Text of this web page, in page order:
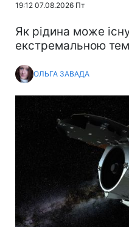
19:12 07.08.2026 Пт
Як рідина може
екстремальною
ОЛЬГА ЗАВАДА